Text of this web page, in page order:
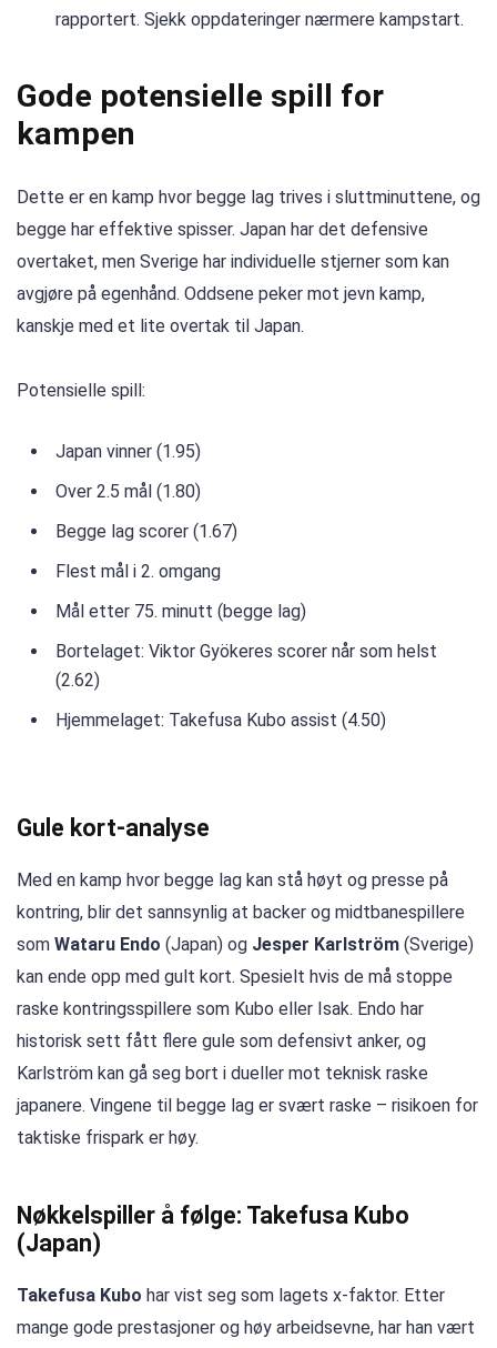
rapportert. Sjekk oppdateringer nærmere kampstart.
Gode ​​potensielle spill for
kampen
Dette er en kamp hvor begge lag trives i sluttminuttene, og
begge har effektive spisser. Japan har det defensive
overtaket, men Sverige har individuelle stjerner som kan
avgjøre på egenhånd. Oddsene peker mot jevn kamp,
kanskje med et lite overtak til Japan.
Potensielle spill:
Japan vinner (1.95)
Over 2.5 mål (1.80)
Begge lag scorer (1.67)
Flest mål i 2. omgang
Mål etter 75. minutt (begge lag)
Bortelaget: Viktor Gyökeres scorer når som helst
(2.62)
Hjemmelaget: Takefusa Kubo assist (4.50)
Gule kort-analyse
Med en kamp hvor begge lag kan stå høyt og presse på
kontring, blir det sannsynlig at backer og midtbanespillere
som Wataru Endo (Japan) og Jesper Karlström (Sverige)
kan ende opp med gult kort. Spesielt hvis de må stoppe
raske kontringsspillere som Kubo eller Isak. Endo har
historisk sett fått flere gule som defensivt anker, og
Karlström kan gå seg bort i dueller mot teknisk raske
japanere. Vingene til begge lag er svært raske – risikoen for
taktiske frispark er høy.
Nøkkelspiller å følge: Takefusa Kubo
(Japan)
Takefusa Kubo har vist seg som lagets x-faktor. Etter
mange gode prestasjoner og høy arbeidsevne, har han vært